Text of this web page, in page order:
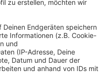
gut und zeige, man
auf Messen um
Die ist wegen der
zunehmend bei
oder Holland beliebt.